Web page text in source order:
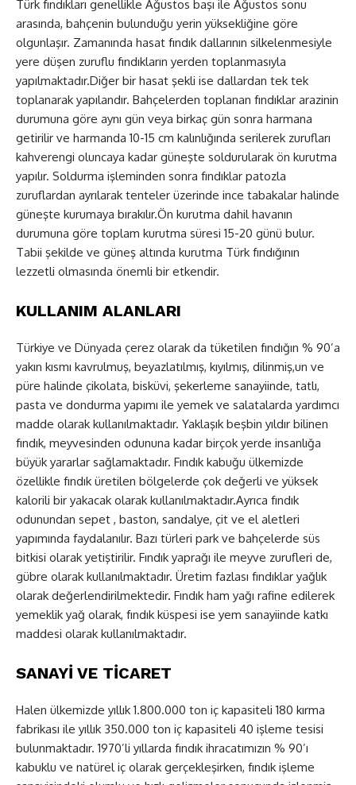
Türk fındıkları genellikle Ağustos başı ile Ağustos sonu
arasında, bahçenin bulunduğu yerin yüksekliğine göre
olgunlaşır. Zamanında hasat fındık dallarının silkelenmesiyle
yere düşen zuruflu fındıkların yerden toplanmasıyla
yapılmaktadır.Diğer bir hasat şekli ise dallardan tek tek
toplanarak yapılandır. Bahçelerden toplanan fındıklar arazinin
durumuna göre aynı gün veya birkaç gün sonra harmana
getirilir ve harmanda 10-15 cm kalınlığında serilerek zurufları
kahverengi oluncaya kadar güneşte soldurularak ön kurutma
yapılır. Soldurma işleminden sonra fındıklar patozla
zuruflardan ayrılarak tenteler üzerinde ince tabakalar halinde
güneşte kurumaya bırakılır.Ön kurutma dahil havanın
durumuna göre toplam kurutma süresi 15-20 günü bulur.
Tabii şekilde ve güneş altında kurutma Türk fındığının
lezzetli olmasında önemli bir etkendir.
KULLANIM ALANLARI
Türkiye ve Dünyada çerez olarak da tüketilen fındığın % 90’a
yakın kısmı kavrulmuş, beyazlatılmış, kıyılmış, dilinmiş,un ve
püre halinde çikolata, bisküvi, şekerleme sanayiinde, tatlı,
pasta ve dondurma yapımı ile yemek ve salatalarda yardımcı
madde olarak kullanılmaktadır. Yaklaşık beşbin yıldır bilinen
fındık, meyvesinden odununa kadar birçok yerde insanlığa
büyük yararlar sağlamaktadır. Fındık kabuğu ülkemizde
özellikle fındık üretilen bölgelerde çok değerli ve yüksek
kalorili bir yakacak olarak kullanılmaktadır.Ayrıca fındık
odunundan sepet , baston, sandalye, çit ve el aletleri
yapımında faydalanılır. Bazı türleri park ve bahçelerde süs
bitkisi olarak yetiştirilir. Fındık yaprağı ile meyve zurufleri de,
gübre olarak kullanılmaktadır. Üretim fazlası fındıklar yağlık
olarak değerlendirilmektedir. Fındık ham yağı rafine edilerek
yemeklik yağ olarak, fındık küspesi ise yem sanayiinde katkı
maddesi olarak kullanılmaktadır.
SANAYİ VE TİCARET
Halen ülkemizde yıllık 1.800.000 ton iç kapasiteli 180 kırma
fabrikası ile yıllık 350.000 ton iç kapasiteli 40 işleme tesisi
bulunmaktadır. 1970’li yıllarda fındık ihracatımızın % 90’ı
kabuklu ve natürel iç olarak gerçekleşirken, fındık işleme